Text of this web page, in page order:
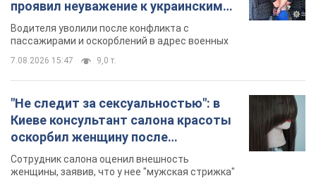
проявил неуважение к украинским
военным и поплатился за это.
Видео
Водителя уволили после конфликта с
пассажирами и оскорблений в адрес военных
7.08.2026 15:47 9,0 т.
"Не следит за сексуальностью": в
Киеве консультант салона красоты
оскорбил женщину после
химиотерапии, разгорелся скандал.
Фото
Сотрудник салона оценил внешность
женщины, заявив, что у нее "мужская стрижка"